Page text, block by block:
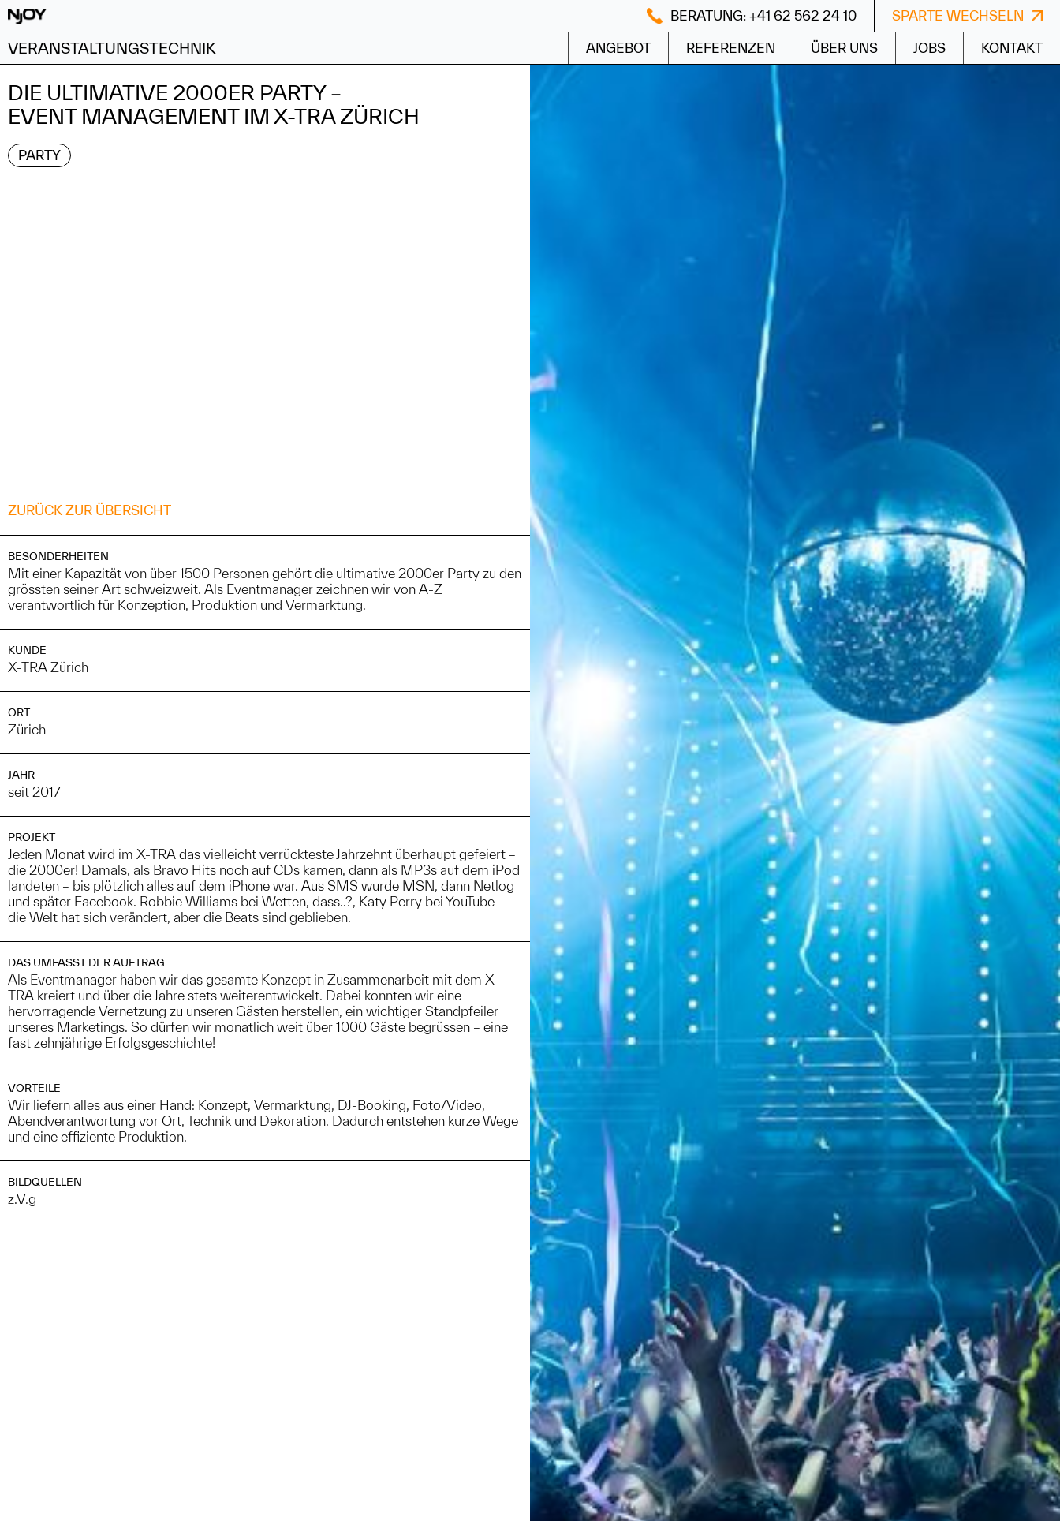
BERATUNG: +41 62 562 24 10 SPARTE WECHSELN
VERANSTALTUNGSTECHNIK ANGEBOT REFERENZEN ÜBER UNS JOBS KONTAKT
DIE ULTIMATIVE 2000ER PARTY –
EVENT MANAGEMENT IM X-TRA ZÜRICH
PARTY
ZURÜCK ZUR ÜBERSICHT
BESONDERHEITEN
Mit einer Kapazität von über 1500 Personen gehört die ultimative 2000er Party zu den
grössten seiner Art schweizweit. Als Eventmanager zeichnen wir von A-Z
verantwortlich für Konzeption, Produktion und Vermarktung.
KUNDE
X-TRA Zürich
ORT
Zürich
JAHR
seit 2017
PROJEKT
Jeden Monat wird im X-TRA das vielleicht verrückteste Jahrzehnt überhaupt gefeiert –
die 2000er! Damals, als Bravo Hits noch auf CDs kamen, dann als MP3s auf dem iPod
landeten – bis plötzlich alles auf dem iPhone war. Aus SMS wurde MSN, dann Netlog
und später Facebook. Robbie Williams bei Wetten, dass..?, Katy Perry bei YouTube –
die Welt hat sich verändert, aber die Beats sind geblieben.
DAS UMFASST DER AUFTRAG
Als Eventmanager haben wir das gesamte Konzept in Zusammenarbeit mit dem X-
TRA kreiert und über die Jahre stets weiterentwickelt. Dabei konnten wir eine
hervorragende Vernetzung zu unseren Gästen herstellen, ein wichtiger Standpfeiler
unseres Marketings. So dürfen wir monatlich weit über 1000 Gäste begrüssen – eine
fast zehnjährige Erfolgsgeschichte!
VORTEILE
Wir liefern alles aus einer Hand: Konzept, Vermarktung, DJ-Booking, Foto/Video,
Abendverantwortung vor Ort, Technik und Dekoration. Dadurch entstehen kurze Wege
und eine effiziente Produktion.
BILDQUELLEN
z.V.g